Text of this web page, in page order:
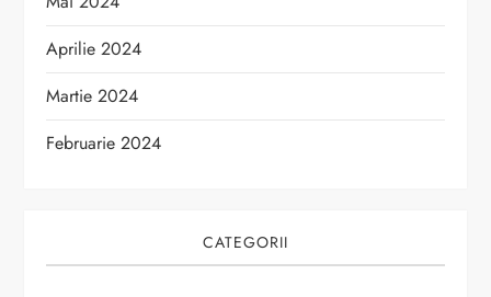
Aprilie 2024
Martie 2024
Februarie 2024
CATEGORII